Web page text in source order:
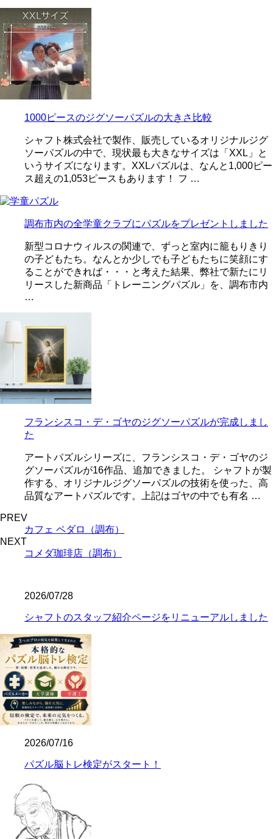
1000ピースのジグソーパズルの大きさ比較
シャフト株式会社で製作、販売しているオリジナルジグ
ソーパズルの中で、現状最も大きなサイズは「XXL」と
いうサイズになります。XXLパズルは、なんと1,000ピー
ス超えの1,053ピースもあります！ フ …
調布市内の全学童クラブにパズルをプレゼントしました
新型コロナウィルスの関連で、ずっと室内に籠もりきり
の子どもたち。なんとか少しでも子どもたちに笑顔にす
ることができれば・・・と考えた結果、弊社で新たにリ
リースした新商品「トレーニングパズル」を、調布市内
…
フランシスコ・デ・ゴヤのジグソーパズルが完成しまし
た
アートパズルシリーズに、フランシスコ・デ・ゴヤのジ
グソーパズルが16作品、追加できました。 シャフトが製
作する、オリジナルジグソーパズルの技術を使った、高
品質なアートパズルです。上記はゴヤの中でも有名 …
PREV
カフェ ペダロ（調布）
NEXT
コメダ珈琲店（調布）
2026/07/28
シャフトのスタッフ紹介ページをリニューアルしました
2026/07/16
パズル脳トレ検定がスタート！